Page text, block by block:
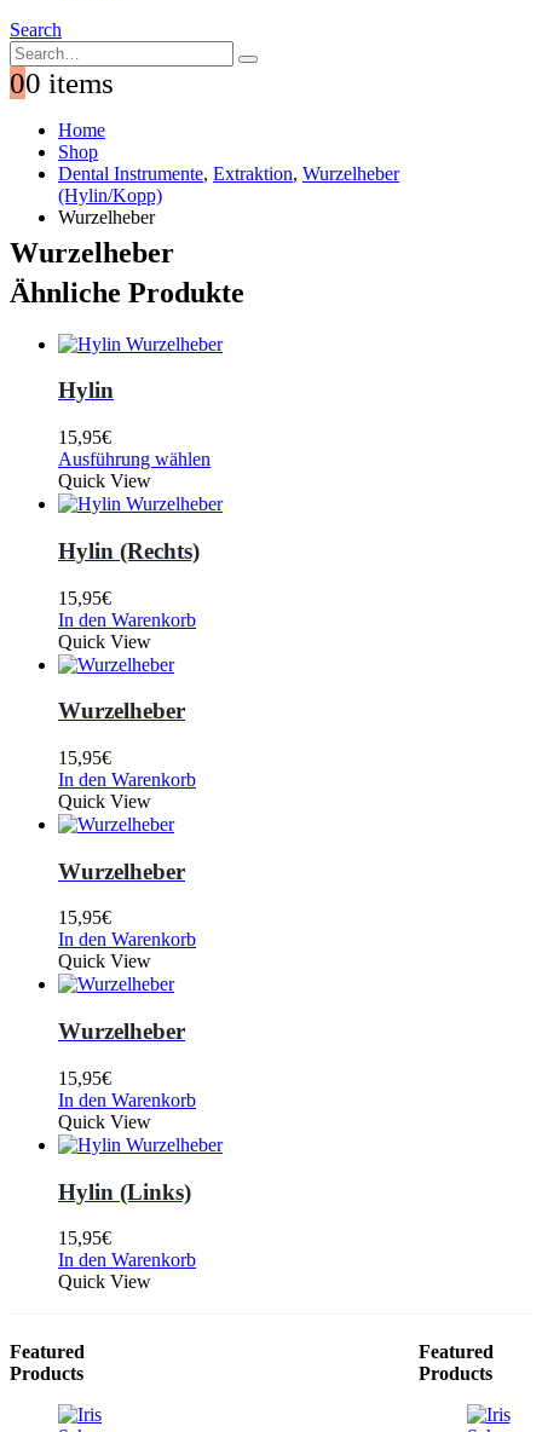
Search
00 items
Home
Shop
Dental Instrumente, Extraktion, Wurzelheber
(Hylin/Kopp)
Wurzelheber
Wurzelheber
Ähnliche Produkte
Hylin
15,95€
Ausführung wählen
Quick View
Hylin (Rechts)
15,95€
In den Warenkorb
Quick View
Wurzelheber
15,95€
In den Warenkorb
Quick View
Wurzelheber
15,95€
In den Warenkorb
Quick View
Wurzelheber
15,95€
In den Warenkorb
Quick View
Hylin (Links)
15,95€
In den Warenkorb
Quick View
Featured
Products
Featured
Products